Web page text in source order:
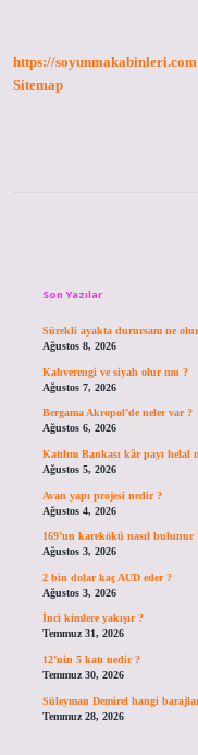
https://soyunmakabinleri.com
Sitemap
Son Yazılar
Sürekli ayakta durursam ne
Ağustos 8, 2026
Kahverengi ve siyah olur mu ?
Ağustos 7, 2026
Bergama Akropol’de neler var ?
Ağustos 6, 2026
Katılım Bankası kâr payı helal
Ağustos 5, 2026
Avan yapı projesi nedir ?
Ağustos 4, 2026
169’un karekökü nasıl bulunur
Ağustos 3, 2026
2 bin dolar kaç AUD eder ?
Ağustos 3, 2026
İnci kimlere yakışır ?
Temmuz 31, 2026
12’nin 5 katı nedir ?
Temmuz 30, 2026
Süleyman Demirel hangi
Temmuz 28, 2026